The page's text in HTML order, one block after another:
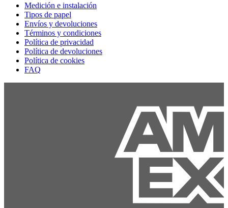
Medición e instalación
Tipos de papel
Envíos y devoluciones
Términos y condiciones
Política de privacidad
Política de devoluciones
Política de cookies
FAQ